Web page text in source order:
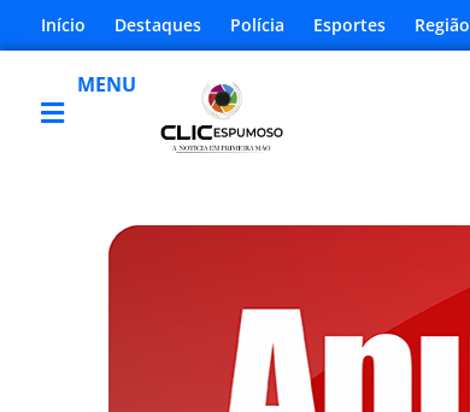
Início Destaques Polícia Esportes Região
MENU